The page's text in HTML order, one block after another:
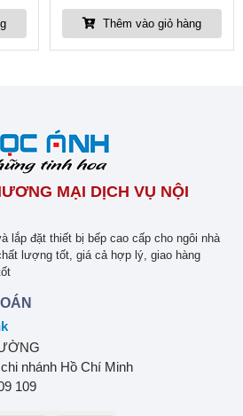
Thêm vào giỏ hàng
MẠI DỊCH VỤ NỘI
lắp đặt thiết bị bếp cao cấp cho ngôi nhà
lượng tốt, giá cả hợp lý, giao hàng
nhánh Hồ Chí Minh
109